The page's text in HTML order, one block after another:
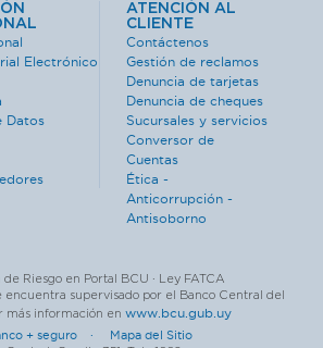
Electrónico
Datos
ATENCIÓN AL
CLIENTE
Contáctenos
Gestión de reclamos
Denuncia de tarjetas
Denuncia de cheques
Sucursales y servicios
Conversor de
Cuentas
Ética -
Anticorrupción -
Antisoborno
de Riesgo en Portal BCU · Ley FATCA
encuentra supervisado por el Banco Central del
más información en www.bcu.gub.uy
+ seguro · Mapa del Sitio